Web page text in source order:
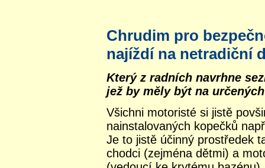
Chrudim pro
najíždí na netradiční
Který z radních navrhne
jež by měly být na
Všichni motoristé si jistě
nainstalovaných kopečků
Je to jistě účinný prostředek
chodci (zejména dětmi) a